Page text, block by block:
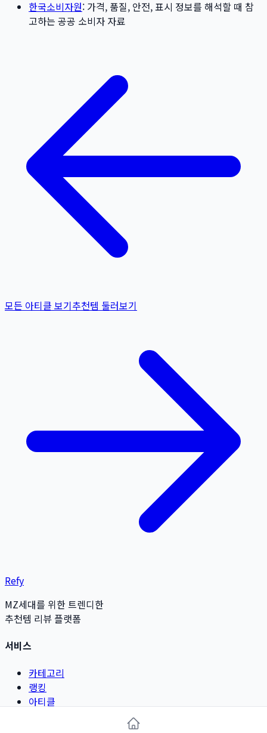
한국소비자원: 가격, 품질, 안전, 표시 정보를 해석할 때 참
고하는 공공 소비자 자료
모든 아티클 보기추천템 둘러보기
Refy
MZ세대를 위한 트렌디한
추천템 리뷰 플랫폼
서비스
카테고리
랭킹
아티클